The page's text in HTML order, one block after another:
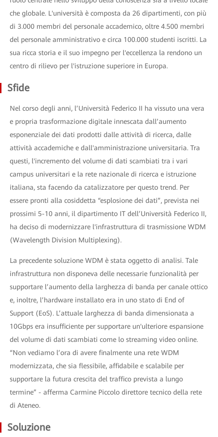
che globale. L'università è composta da 26 dipartimenti, con più
di 3.000 membri del personale accademico, oltre 4.500 membri
del personale amministrativo e circa 100.000 studenti iscritti. La
sua ricca storia e il suo impegno per l'eccellenza la rendono un
centro di rilievo per l'istruzione superiore in Europa.
Sfide
Nel corso degli anni, l’Università Federico II ha vissuto una vera
e propria trasformazione digitale innescata dall’aumento
esponenziale dei dati prodotti dalle attività di ricerca, dalle
attività accademiche e dall'amministrazione universitaria. Tra
questi, l'incremento del volume di dati scambiati tra i vari
campus universitari e la rete nazionale di ricerca e istruzione
italiana, sta facendo da catalizzatore per questo trend. Per
essere pronti alla cosiddetta “esplosione dei dati”, prevista nei
prossimi 5-10 anni, il dipartimento IT dell’Università Federico II,
ha deciso di modernizzare l'infrastruttura di trasmissione WDM
(Wavelength Division Multiplexing).
La precedente soluzione WDM è stata oggetto di analisi. Tale
infrastruttura non disponeva delle necessarie funzionalità per
supportare l’aumento della larghezza di banda per canale ottico
e, inoltre, l’hardware installato era in uno stato di End of
Support (EoS). L’attuale larghezza di banda dimensionata a
10Gbps era insufficiente per supportare un'ulteriore espansione
del volume di dati scambiati come lo streaming video online.
“Non vediamo l’ora di avere finalmente una rete WDM
modernizzata, che sia flessibile, affidabile e scalabile per
supportare la futura crescita del traffico prevista a lungo
termine” - afferma Carmine Piccolo direttore tecnico della rete
di Ateneo.
Soluzione